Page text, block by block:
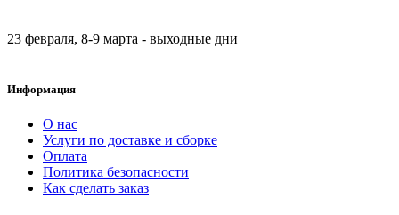
23 февраля, 8-9 марта - выходные дни
Информация
О нас
Услуги по доставке и сборке
Оплата
Политика безопасности
Как сделать заказ